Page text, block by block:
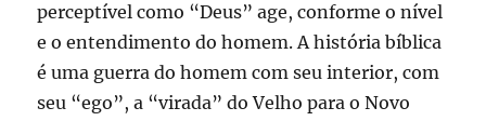
perceptível como “Deus” age, conforme o nível
e o entendimento do homem. A história bíblica
é uma guerra do homem com seu interior, com
seu “ego”, a “virada” do Velho para o Novo